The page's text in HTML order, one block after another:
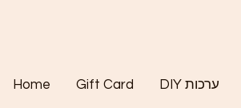
Home Gift Card DIY ערכות